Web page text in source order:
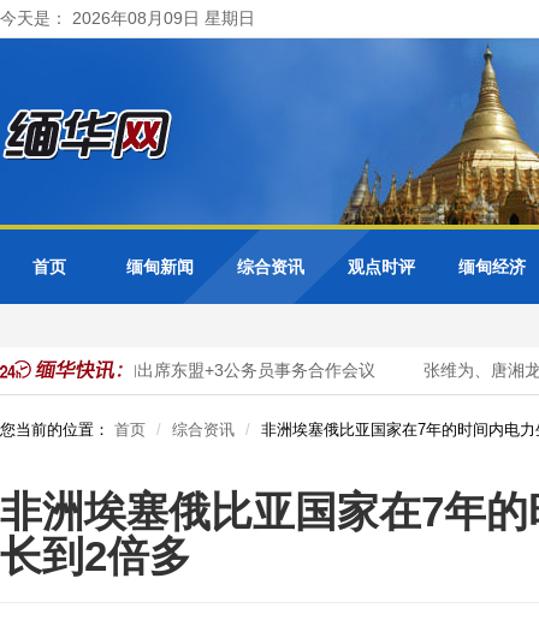
今天是： 2026年08月09日 星期日
首页 缅甸新闻 综合资讯 观点时评 缅甸经济
转型 缅甸出席东盟+3公务员事务合作会议 张维为、唐湘龙
您当前的位置： 首页 综合资讯 非洲埃塞俄比亚国家在7年的时间内电
非洲埃塞俄比亚国家在7年
长到2倍多